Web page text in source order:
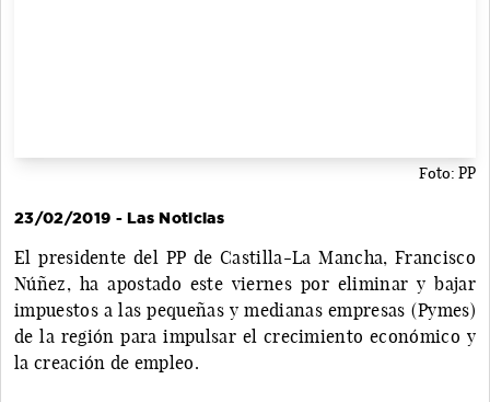
Foto: PP
23/02/2019 - Las Noticias
El presidente del PP de Castilla-La Mancha, Francisco
Núñez, ha apostado este viernes por eliminar y bajar
impuestos a las pequeñas y medianas empresas (Pymes)
de la región para impulsar el crecimiento económico y
la creación de empleo.